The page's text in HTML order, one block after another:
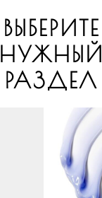
ВЫБЕРИТЕ
НУЖНЫЙ
РАЗДЕЛ